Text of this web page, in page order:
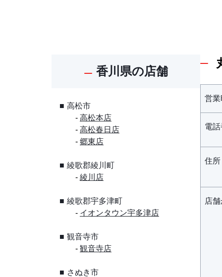
香川県の店舗
高松市
高松本店
高松春日店
郷東店
綾歌郡綾川町
綾川店
綾歌郡宇多津町
イオンタウン宇多津店
観音寺市
観音寺店
さぬき市
営
電
住所
店